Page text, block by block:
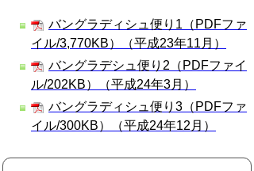
バングラディシュ便り1（PDFファ
イル/3,770KB）（平成23年11月）
バングラデシュ便り2（PDFファイ
ル/202KB）（平成24年3月）
バングラディシュ便り3（PDFファ
イル/300KB）（平成24年12月）